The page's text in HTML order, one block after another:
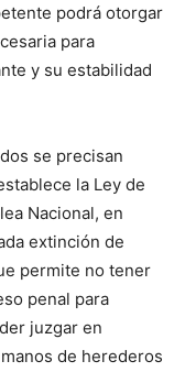
podrá otorgar
para
y su estabilidad
se precisan
la Ley de
Nacional, en
extinción de
permite no tener
penal para
juzgar en
de herederos